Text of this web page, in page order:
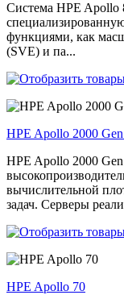
Система HPE Apollo
функциями, как
(SVE) и па...
HPE Apollo 2000
HPE Apollo 2000
вычислительной
задач. Серверы
HPE Apollo 70